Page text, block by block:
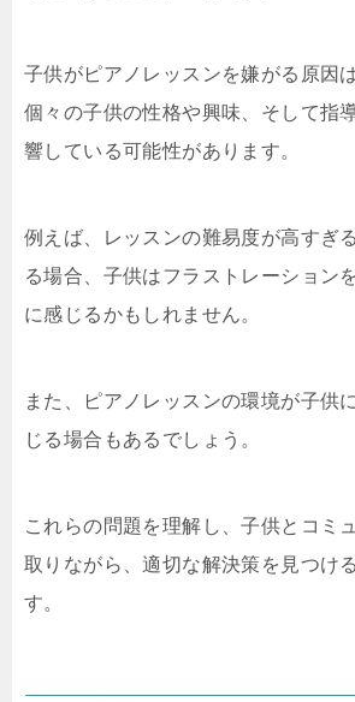
子供がピアノレッスンを嫌がる原因
個々の子供の性格や興味、そして指
響している可能性があります。
例えば、レッスンの難易度が高すぎ
る場合、子供はフラストレーション
に感じるかもしれません。
また、ピアノレッスンの環境が子供
じる場合もあるでしょう。
これらの問題を理解し、子供とコミ
取りながら、適切な解決策を見つけ
す。